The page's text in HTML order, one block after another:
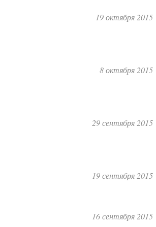
19 октября 2015
8 октября 2015
29 сентября 2015
19 сентября 2015
16 сентября 2015